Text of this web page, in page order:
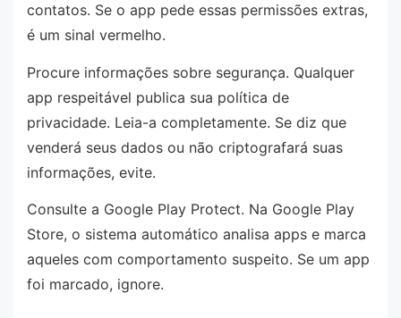
contatos. Se o app pede essas permissões extras,
é um sinal vermelho.
Procure informações sobre segurança. Qualquer
app respeitável publica sua política de
privacidade. Leia-a completamente. Se diz que
venderá seus dados ou não criptografará suas
informações, evite.
Consulte a Google Play Protect. Na Google Play
Store, o sistema automático analisa apps e marca
aqueles com comportamento suspeito. Se um app
foi marcado, ignore.